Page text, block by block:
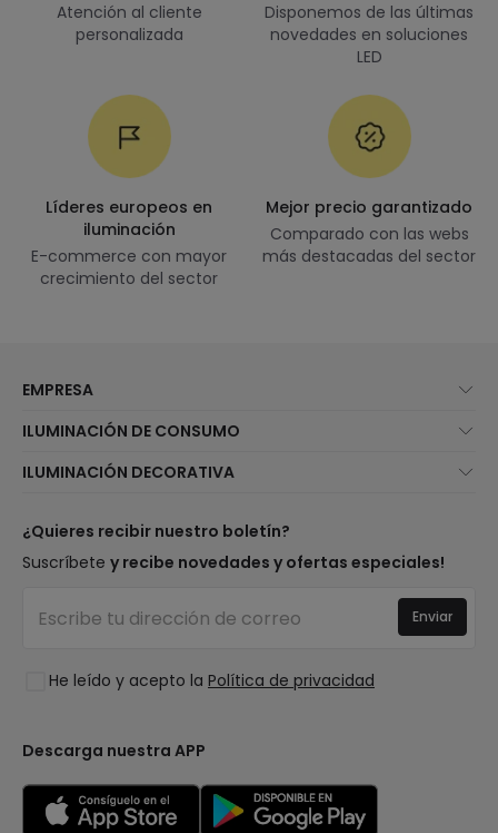
Atención al cliente
personalizada
Disponemos de las últimas
novedades en soluciones
LED
Líderes europeos en
iluminación
E-commerce con mayor
crecimiento del sector
Mejor precio garantizado
Comparado con las webs
más destacadas del sector
EMPRESA
Atención al cliente
Métodos de envío
¿Eres profesional?
Tiendas
Preguntas frecuentes
Iniciar sesión
ILUMINACIÓN DE CONSUMO
Marcas
Presupuestos
Iluminación para empresas
ILUMINACIÓN DECORATIVA
Top Marcas
Espacios
Colecciones
LoveYouGreen
¿Quieres recibir nuestro boletín?
Suscríbete y recibe novedades y ofertas especiales!
He leído y acepto la Política de privacidad
Enviar
Descarga nuestra APP